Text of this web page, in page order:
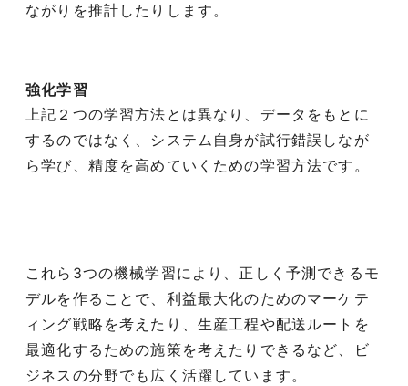
ながりを推計したりします。
強化学習
上記２つの学習方法とは異なり、データをもとに
するのではなく、システム自身が試行錯誤しなが
ら学び、精度を高めていくための学習方法です。
これら3つの機械学習により、正しく予測できるモ
デルを作ることで、利益最大化のためのマーケテ
ィング戦略を考えたり、生産工程や配送ルートを
最適化するための施策を考えたりできるなど、ビ
ジネスの分野でも広く活躍しています。